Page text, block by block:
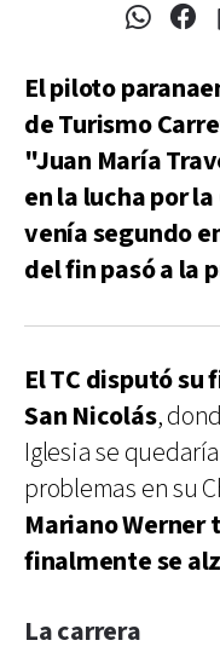
El piloto
de Turismo
"Juan María
en la lucha por
venía segundo
del fin pasó a la
El TC disputó
San Nicolás,
Iglesia se
problemas en su
Mariano
finalmente se
La carrera